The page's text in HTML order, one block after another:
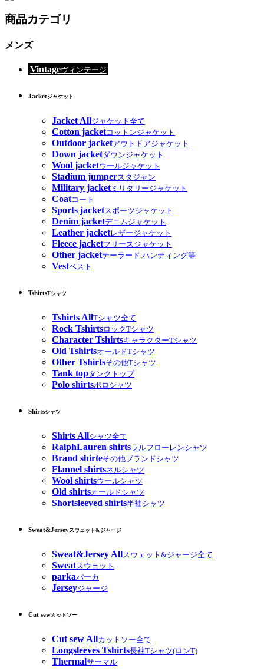
商品カテゴリ
メンズ
Vintageヴィンテージ
Jacketジャケット
Jacket Allジャケット全て
Cotton jacketコットンジャケット
Outdoor jacketアウトドアジャケット
Down jacketダウンジャケット
Wool jacketウールジャケット
Stadium jumperスタジャン
Military jacketミリタリージャケット
Coatコート
Sports jacketスポーツジャケット
Denim jacketデニムジャケット
Leather jacketレザージャケット
Fleece jacketフリースジャケット
Other jacketテーラード,ハンティング等
Vestベスト
TshirtsTシャツ
Tshirts AllTシャツ全て
Rock TshirtsロックTシャツ
Character TshirtsキャラクターTシャツ
Old TshirtsオールドTシャツ
Other Tshirtsその他Tシャツ
Tank topタンクトップ
Polo shirtsポロシャツ
Shirtsシャツ
Shirts Allシャツ全て
RalphLauren shirtsラルフローレンシャツ
Brand shirteその他ブランドシャツ
Flannel shirtsネルシャツ
Wool shirtsウールシャツ
Old shirtsオールドシャツ
Shortsleeved shirts半袖シャツ
Sweat&Jerseyスウェット&ジャージ
Sweat&Jersey Allスウェット&ジャージ全て
Sweatスウェット
parkaパーカ
Jerseyジャージ
Cut sewカットソー
Cut sew Allカットソー全て
Longsleeves Tshirts長袖Tシャツ(ロンT)
Thermalサーマル